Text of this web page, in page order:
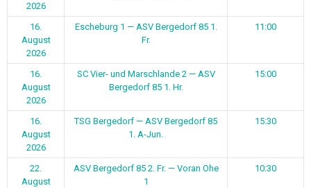
2026
16.
August
2026
Escheburg 1 — ASV Bergedorf 85 1.
Fr.
11:00
16.
August
2026
SC Vier- und Marschlande 2 — ASV
Bergedorf 85 1. Hr.
15:00
16.
August
2026
TSG Bergedorf — ASV Bergedorf 85
1. A-Jun.
15:30
22.
August
ASV Bergedorf 85 2. Fr. — Voran Ohe
1
10:30